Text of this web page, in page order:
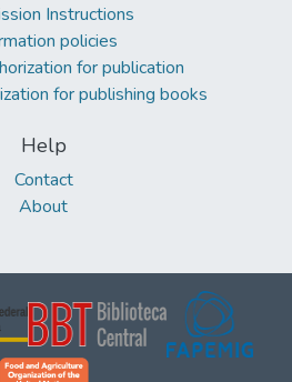
Instructions
policies
for publication
for publishing books
Help
Contact
About